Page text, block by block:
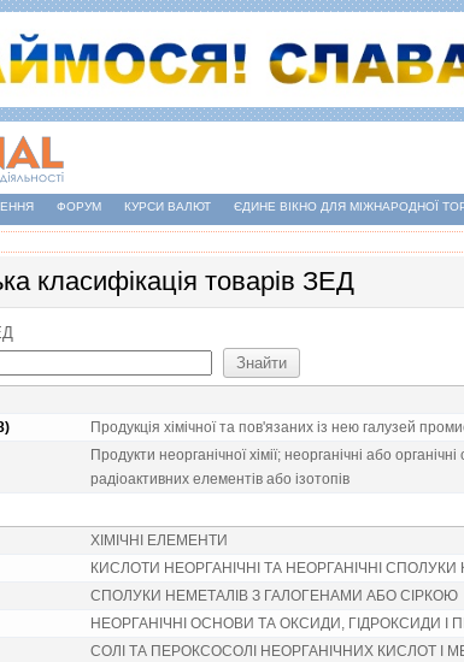
ФОРУМ КУРСИ ВАЛЮТ ЄДИНЕ ВІКНО ДЛЯ МІЖНАРОДНОЇ
класифікація товарів ЗЕД
Продукцiя хiмiчної та пов'язаних iз нею галузей
Продукти неорганiчної хiмiї; неорганiчнi або
радiоактивних елементiв або iзотопiв
ХIМIЧНI ЕЛЕМЕНТИ
КИСЛОТИ НЕОРГАНIЧНI ТА НЕОРГАНIЧНI
СПОЛУКИ НЕМЕТАЛIВ З ГАЛОГЕНАМИ АБО СIРКОЮ
НЕОРГАНIЧНI ОСНОВИ ТА ОКСИДИ, ГIДРОКСИДИ I
СОЛI ТА ПЕРОКСОСОЛI НЕОРГАНIЧНИХ КИСЛОТ I